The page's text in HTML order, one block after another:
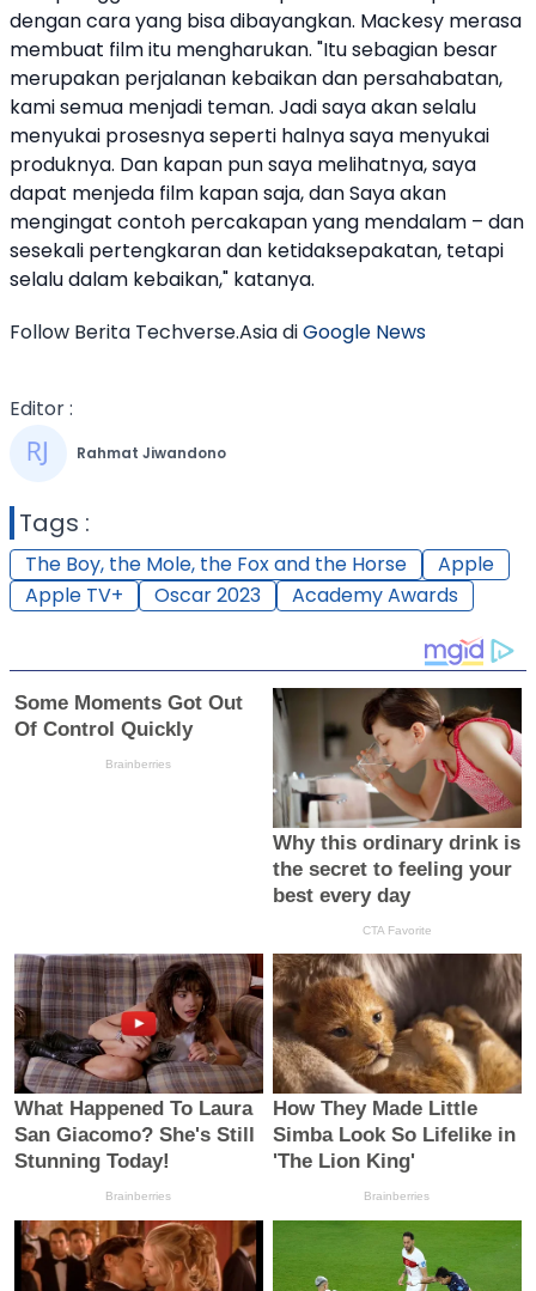
dengan cara yang bisa dibayangkan. Mackesy merasa
membuat film itu mengharukan. "Itu sebagian besar
merupakan perjalanan kebaikan dan persahabatan,
kami semua menjadi teman. Jadi saya akan selalu
menyukai prosesnya seperti halnya saya menyukai
produknya. Dan kapan pun saya melihatnya, saya
dapat menjeda film kapan saja, dan Saya akan
mengingat contoh percakapan yang mendalam – dan
sesekali pertengkaran dan ketidaksepakatan, tetapi
selalu dalam kebaikan," katanya.
Follow Berita Techverse.Asia diGoogle News
Editor :
Rahmat Jiwandono
Tags :
The Boy, the Mole, the Fox and the Horse
Apple
Apple TV+
Oscar 2023 Academy Awards